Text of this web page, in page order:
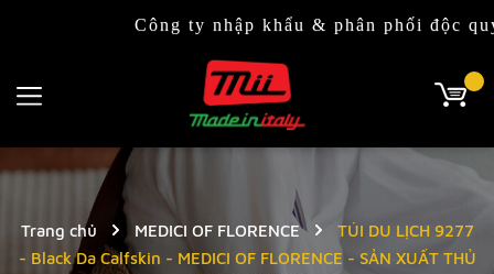
Công ty nhập khẩu & phân phối độc quyền
Trang chủ MEDICI OF FLORENCE
TÚI DU LỊCH 9277
- Black Da Calfskin - MEDICI OF FLORENCE - SẢN XUẤT THỦ